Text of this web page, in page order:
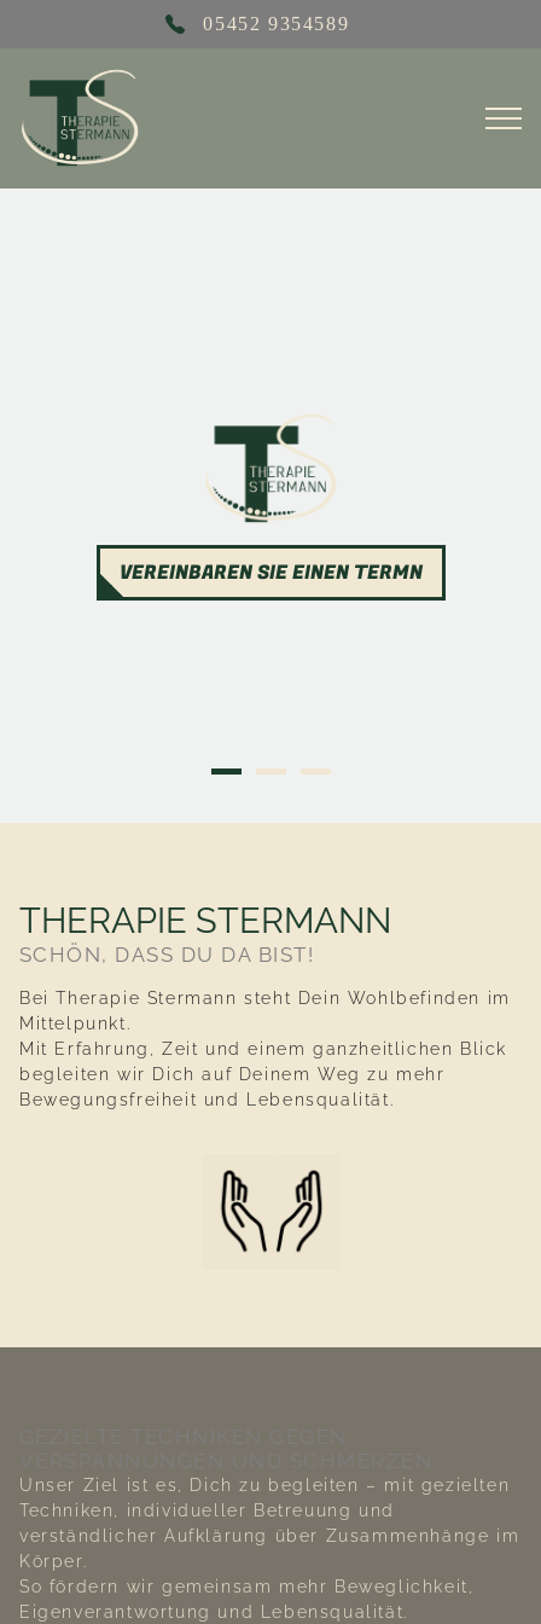
05452 9354589
VEREINBAREN SIE EINEN TERMN
THERAPIE STERMANN
SCHÖN, DASS DU DA BIST!
Bei Therapie Stermann steht Dein Wohlbefinden im
Mittelpunkt.
Mit Erfahrung, Zeit und einem ganzheitlichen Blick
begleiten wir Dich auf Deinem Weg zu mehr
Bewegungsfreiheit und Lebensqualität.
Unser Ziel ist es, Dich zu begleiten – mit gezielten
Techniken, individueller Betreuung und
verständlicher Aufklärung über Zusammenhänge im
Körper.
So fördern wir gemeinsam mehr Beweglichkeit,
Eigenverantwortung und Lebensqualität.